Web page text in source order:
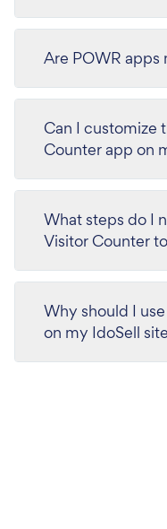
Are POWR
Can I customize
Counter app on
What steps do I
Visitor Counter
Why should I
on my IdoSell